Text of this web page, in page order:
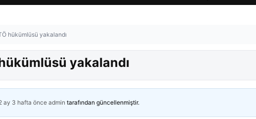
hükümlüsü yakalandı
yakalandı
ay 3 hafta önceadmin tarafından güncellenmiştir.